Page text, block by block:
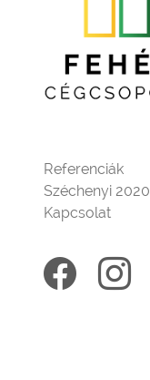
Referenciák
Széchenyi 2020
Kapcsolat